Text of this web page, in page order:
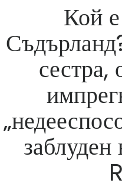
Кой
сестра,